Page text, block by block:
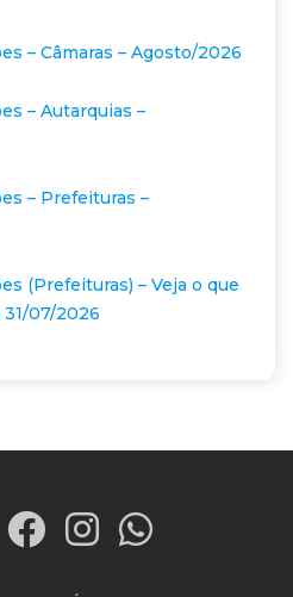
– Câmaras – Agosto/2026
– Autarquias –
– Prefeituras –
(Prefeituras) – Veja o que
07/2026